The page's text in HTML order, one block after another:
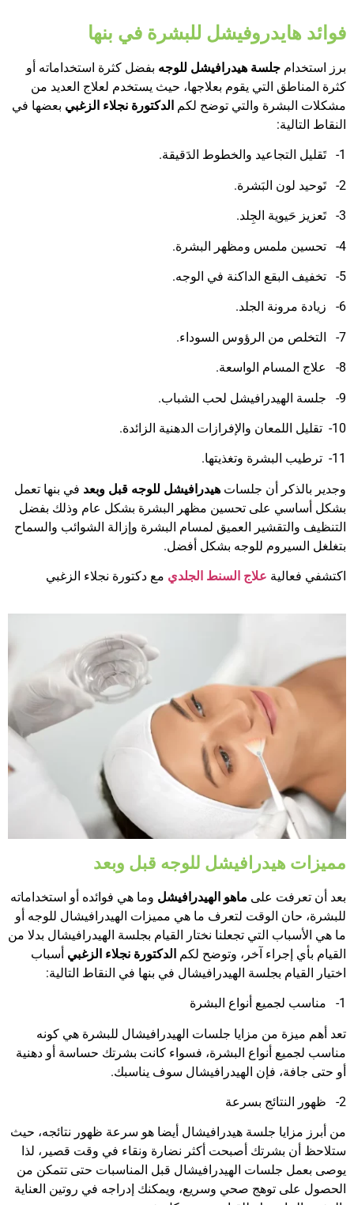
فوائد هايدروفيشل للبشرة في بنها
برز استخدام جلسة هيدرافيشل للوجه بفضل كثرة استخداماته أو
كثرة المناطق التي يقوم بعلاجها، حيث يستخدم لعلاج العديد من
مشكلات البشرة والتي توضح لكم الدكتورة نجلاء الزغبي بعضها في
النقاط التالية:
1- تَقليل التجاعيد والخطوط الدَقيقة.
2- تَوحيد لون البَشرة.
3- تَعزيز حَيوية الجِلد.
4- تحسين ملمس ومظهر البشرة.
5- تخفيف البقع الداكنة في الوجه.
6- زيادة مرونة الجلد.
7- التخلص من الرؤوس السوداء.
8- علاج المسام الواسعة.
9- جلسة الهيدرافيشل لحب الشباب.
10- تقليل اللمعان والإفرازات الدهنية الزائدة.
11- ترطيب البشرة وتغذيتها.
وجدير بالذكر أن جلسات هيدرافيشل للوجه قبل وبعد في بنها تعمل
بشكل أساسي على تحسين مظهر البشرة بشكل عام وذلك بفضل
التنظيف والتقشير العميق لمسام البشرة وإزالة الشوائب والسماح
بتغلغل السيروم للوجه بشكل أفضل.
اكتشفي فعالية علاج السنط الجلدي مع دكتورة نجلاء الزغبي
مميزات هيدرافيشل للوجه قبل وبعد
بعد أن تعرفت على ماهو الهيدرافيشل وما هي فوائده أو استخداماته
للبشرة، حان الوقت لتعرف ما هي مميزات الهيدرافيشال للوجه أو
ما هي الأسباب التي تجعلنا نختار القيام بجلسة الهيدرافيشال بدلا من
القيام بأي إجراء آخر، وتوضح لكم الدكتورة نجلاء الزغبي أسباب
اختيار القيام بجلسة الهيدرافيشال في بنها في النقاط التالية:
1- مناسب لجميع أنواع البشرة
تعد أهم ميزة من مزايا جلسات الهيدرافيشال للبشرة هي كونه
مناسب لجميع أنواع البشرة، فسواء كانت بشرتك حساسة أو دهنية
أو حتى جافة، فإن الهيدرافيشال سوف يناسبك.
2- ظهور النتائج بسرعة
من أبرز مزايا جلسة هيدرافيشال أيضا هو سرعة ظهور نتائجه، حيث
ستلاحظ أن بشرتك أصبحت أكثر نضارة ونقاء في وقت قصير، لذا
يوصى بعمل جلسات الهيدرافيشال قبل المناسبات حتى تتمكن من
الحصول على توهج صحي وسريع، ويمكنك إدراجه في روتين العناية